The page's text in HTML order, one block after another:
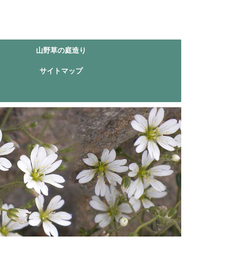
山野草の庭造り
サイトマップ